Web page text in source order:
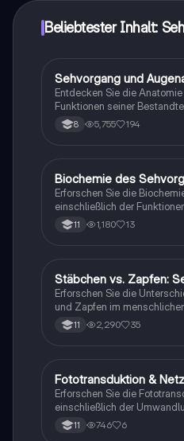
Beliebtester Inhalt:
Biologie
Sehvorgang und
Entdecken Sie die
Funktionen seiner
den Sehvorgang,
sowie optische Illusionen.
für Biologiestudenten und
Funktionsweise des
interessieren.
8 5,755 194
Biologie
Biochemie des
Erforschen Sie die
einschließlich der
Zapfen, der
der lateralen Inhibition.
Anpassungsmechanismen
Lichtverhältnisse. Ideal für
11 1,180 13
Biologie
Stäbchen vs. Zapfen:
Erforschen Sie die
und Zapfen im
Zusammenfassung
Lichtempfindlichkeit und die
11 2,290 35
Biologie
Fototransduktion &
Erforschen Sie die
einschließlich der
all-trans-Retinal, der Rolle
Transducin sowie der
11 746 6